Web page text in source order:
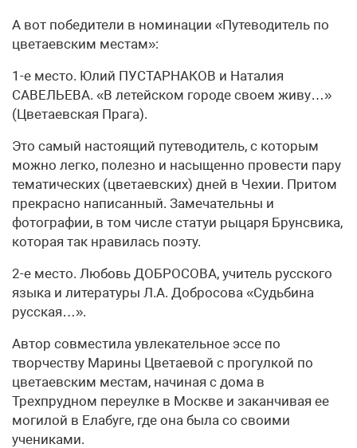
А вот победители в номинации «Путеводитель по
цветаевским местам»:
1-е место. Юлий ПУСТАРНАКОВ и Наталия
САВЕЛЬЕВА. «В летейском городе своем живу…»
(Цветаевская Прага).
Это самый настоящий путеводитель, с которым
можно легко, полезно и насыщенно провести пару
тематических (цветаевских) дней в Чехии. Притом
прекрасно написанный. Замечательны и
фотографии, в том числе статуи рыцаря Брунсвика,
которая так нравилась поэту.
2-е место. Любовь ДОБРОСОВА, учитель русского
языка и литературы Л.А. Добросова «Судьбина
русская…».
Автор совместила увлекательное эссе по
творчеству Марины Цветаевой с прогулкой по
цветаевским местам, начиная с дома в
Трехпрудном переулке в Москве и заканчивая ее
могилой в Елабуге, где она была со своими
учениками.